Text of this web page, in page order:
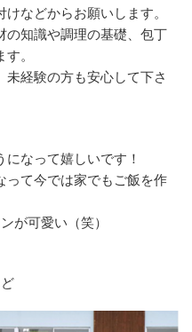
などからお願いします。
の知識や調理の基礎、包丁
。
経験の方も安心して下さ
になって嬉しいです！
って今では家でもご飯を作
が可愛い（笑）